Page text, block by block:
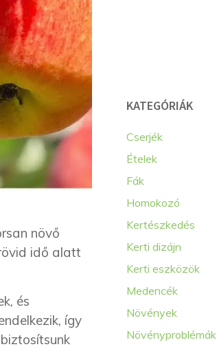
növő
idő alatt
és
így
KATEGÓRIÁK
Cserjék
Ételek
Fák
Homokozó
Kertészkedés
Kerti dizájn
Kerti eszközök
Medencék
Növények
Növényproblémák